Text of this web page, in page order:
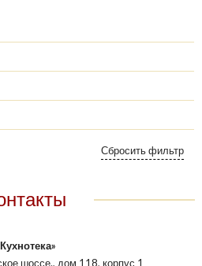
шоссе., дом 118, корпус 1